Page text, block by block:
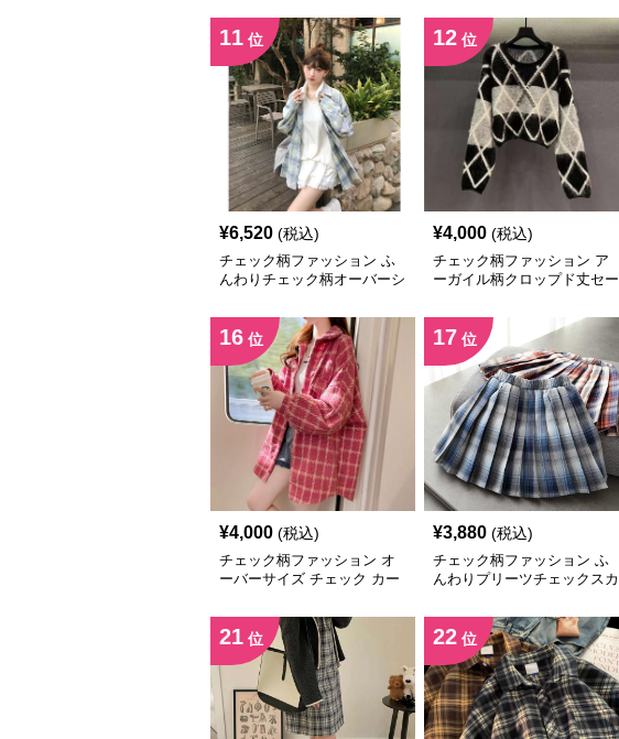
11 位
¥6,520 (税込)
チェック柄ファッション ふ
んわりチェック柄オーバーシ
12 位
¥4,000 (税込)
チェック柄ファッション ア
ーガイル柄クロップド丈セー
16 位
¥4,000 (税込)
チェック柄ファッション オ
ーバーサイズ チェック カー
17 位
¥3,880 (税込)
チェック柄ファッション ふ
んわりプリーツチェックスカ
21 位 22 位